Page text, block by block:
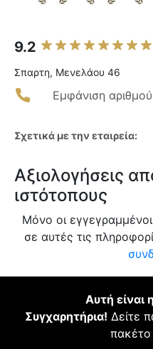
9.2
Σπαρτη, Μενελάου 46
Εμφάνιση
Σχετικά με την εταιρεία:
Αξιολογήσεις
ιστότοπους
Μόνο οι
σε αυτές τις
Αυτή είναι
Συγχαρητήρια! Δείτε
πακέτο